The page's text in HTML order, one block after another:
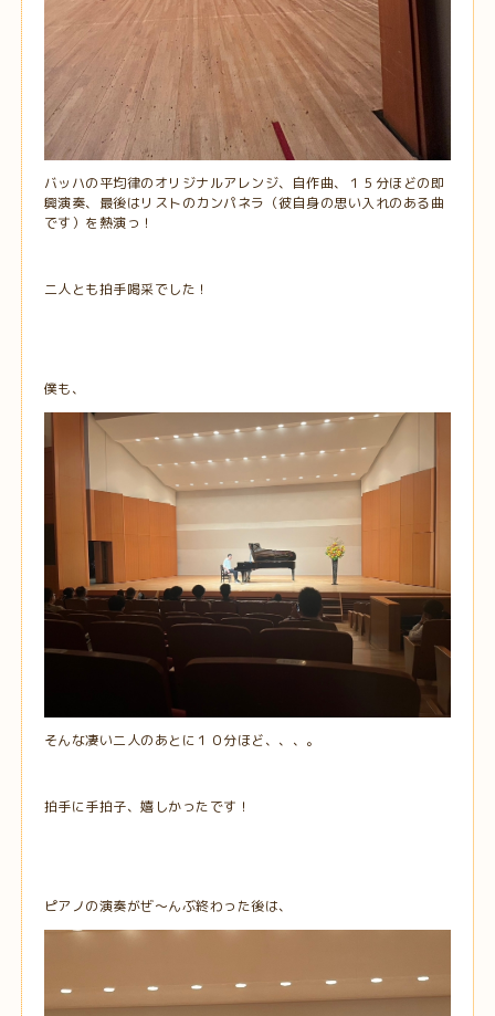
バッハの平均律のオリジナルアレンジ、自作曲、１５分ほどの即
興演奏、最後はリストのカンパネラ（彼自身の思い入れのある曲
です）を熱演っ！
二人とも拍手喝采でした！
僕も、
そんな凄い二人のあとに１０分ほど、、、。
拍手に手拍子、嬉しかったです！
ピアノの演奏がぜ～んぶ終わった後は、